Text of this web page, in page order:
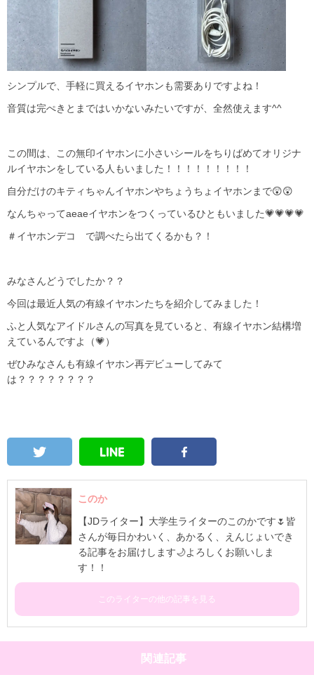
シンプルで、手軽に買えるイヤホンも需要ありですよね！
音質は完ぺきとまではいかないみたいですが、全然使えます^^
この間は、この無印イヤホンに小さいシールをちりばめてオリジナ
ルイヤホンをしている人もいました！！！！！！！！！
自分だけのキティちゃんイヤホンやちょうちょイヤホンまで😲😲
なんちゃってaeaeイヤホンをつくっているひともいました💗💗💗💗
＃イヤホンデコ で調べたら出てくるかも？！
みなさんどうでしたか？？
今回は最近人気の有線イヤホンたちを紹介してみました！
ふと人気なアイドルさんの写真を見ていると、有線イヤホン結構増
えているんですよ（💗）
ぜひみなさんも有線イヤホン再デビューしてみて
は？？？？？？？？
このか
【JDライター】大学生ライターのこのかです🌷皆
さんが毎日かわいく、あかるく、えんじょいでき
る記事をお届けします🌙よろしくお願いしま
す！！
このライターの他の記事を見る
関連記事